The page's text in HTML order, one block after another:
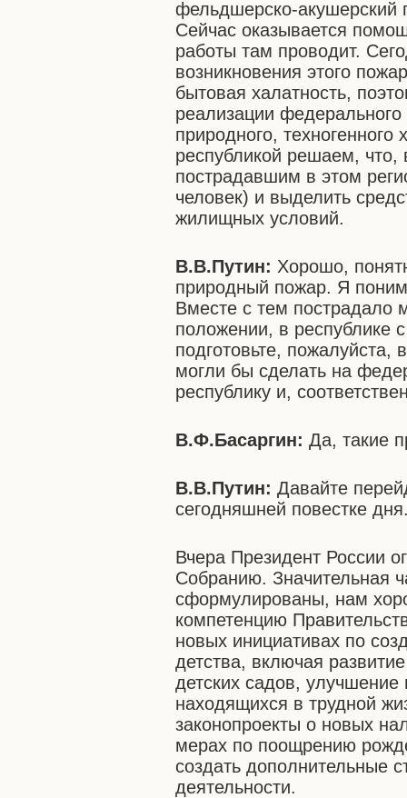
фельдшерско-акушерский
Сейчас оказывается
работы там проводит.
возникновения этого
бытовая халатность,
реализации
природного,
республикой решаем,
пострадавшим в этом
человек) и выделить
жилищных условий.
В.В.Путин: Хорошо,
природный пожар. Я
Вместе с тем пострадало
положении, в республике
подготовьте,
могли бы сделать на
республику и,
В.Ф.Басаргин:Да, такие
В.В.Путин: Давайте
сегодняшней повестке
Вчера Президент России
Собранию. Значительная
сформулированы, нам
компетенцию
новых инициативах по
детства, включая
детских садов,
находящихся в трудной
законопроекты о новых
мерах по поощрению
создать дополнительные
деятельности.